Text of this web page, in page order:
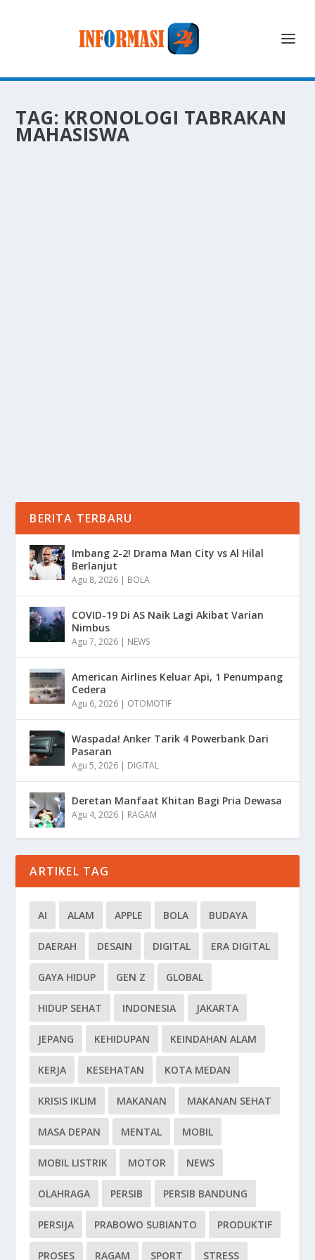
TAG: KRONOLOGI TABRAKAN
MAHASISWA
BERITA TERBARU
Imbang 2-2! Drama Man City vs Al Hilal
Berlanjut
Agu 8, 2026 | BOLA
COVID-19 Di AS Naik Lagi Akibat Varian
Nimbus
Agu 7, 2026 | NEWS
American Airlines Keluar Api, 1 Penumpang
Cedera
Agu 6, 2026 | OTOMOTIF
Waspada! Anker Tarik 4 Powerbank Dari
Pasaran
Agu 5, 2026 | DIGITAL
Deretan Manfaat Khitan Bagi Pria Dewasa
Agu 4, 2026 | RAGAM
ARTIKEL TAG
AI ALAM APPLE BOLA BUDAYA
DAERAH DESAIN DIGITAL ERA DIGITAL
GAYA HIDUP GEN Z GLOBAL
HIDUP SEHAT INDONESIA JAKARTA
JEPANG KEHIDUPAN KEINDAHAN ALAM
KERJA KESEHATAN KOTA MEDAN
KRISIS IKLIM MAKANAN MAKANAN SEHAT
MASA DEPAN MENTAL MOBIL
MOBIL LISTRIK MOTOR NEWS
OLAHRAGA PERSIB PERSIB BANDUNG
PERSIJA PRABOWO SUBIANTO PRODUKTIF
PROSES RAGAM SPORT STRESS